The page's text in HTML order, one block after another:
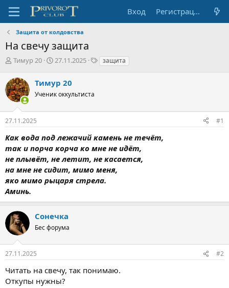
Вход Регистрация
Защита от колдовства
На свечу защита
А
т
о
р
е
м
Тимур 20
Д
а
н
ч
л
а
27.11.2025
Тзащита
Тимур 20
Ученик оккультиста
27.11.2025 #1
Как вода под лежачий камень не течёт,
так и порча корча ко мне не идёт,
не плывёт, не летит, не касается,
на мне не сидит, мимо меня,
яко мимо рыцаря стрела.
Аминь.
Сонечка
Бес форума
27.11.2025 #2
Читать на свечу, так понимаю.
Откупы нужны?